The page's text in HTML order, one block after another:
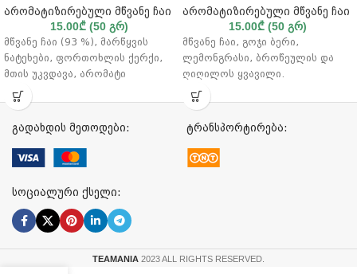
არომატიზირებული მწვანე ჩაი
15.00₾ (50 გრ)
მწვანე ჩაი (93 %), მარწყვის
ნატეხები, ფორთოხლის ქერქი,
მთის უკვდავა, არომატი
არომატიზირებული მწვანე ჩაი
15.00₾ (50 გრ)
მწვანე ჩაი, გოჯი ბერი,
ლემონგრასი, ბროწეულის და
ღიღილოს ყვავილი.
გადახდის მეთოდები: ტრანსპორტირება:
სოციალური ქსელი:
TEAMANIA 2023 ALL RIGHTS RESERVED.